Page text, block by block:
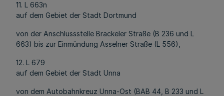
11. L 663n
auf dem Gebiet der Stadt Dortmund
von der Anschlussstelle Brackeler Straße (B 236 und L
663) bis zur Einmündung Asselner Straße (L 556),
12. L 679
auf dem Gebiet der Stadt Unna
von dem Autobahnkreuz Unna-Ost (BAB 44, B 233 und L